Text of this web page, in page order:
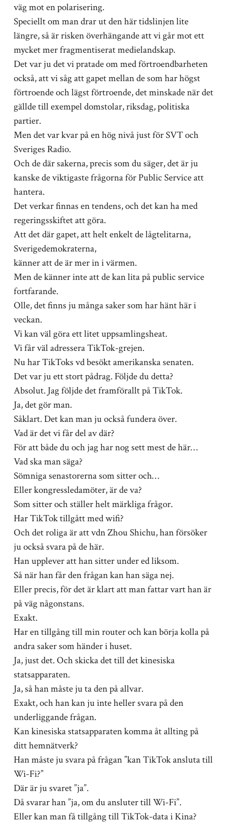
väg mot en polarisering.
Speciellt om man drar ut den här tidslinjen lite
längre, så är risken överhängande att vi går mot ett
mycket mer fragmentiserat medielandskap.
Det var ju det vi pratade om med förtroendbarheten
också, att vi såg att gapet mellan de som har högst
förtroende och lägst förtroende, det minskade när det
gällde till exempel domstolar, riksdag, politiska
partier.
Men det var kvar på en hög nivå just för SVT och
Sveriges Radio.
Och de där sakerna, precis som du säger, det är ju
kanske de viktigaste frågorna för Public Service att
hantera.
Det verkar finnas en tendens, och det kan ha med
regeringsskiftet att göra.
Att det där gapet, att helt enkelt de lågtelitarna,
Sverigedemokraterna,
känner att de är mer in i värmen.
Men de känner inte att de kan lita på public service
fortfarande.
Olle, det finns ju många saker som har hänt här i
veckan.
Vi kan väl göra ett litet uppsamlingsheat.
Vi får väl adressera TikTok-grejen.
Nu har TikToks vd besökt amerikanska senaten.
Det var ju ett stort pådrag. Följde du detta?
Absolut. Jag följde det framförallt på TikTok.
Ja, det gör man.
Såklart. Det kan man ju också fundera över.
Vad är det vi får del av där?
För att både du och jag har nog sett mest de här…
Vad ska man säga?
Sömniga senastorerna som sitter och…
Eller kongressledamöter, är de va?
Som sitter och ställer helt märkliga frågor.
Har TikTok tillgått med wifi?
Och det roliga är att vdn Zhou Shichu, han försöker
ju också svara på de här.
Han upplever att han sitter under ed liksom.
Så när han får den frågan kan han säga nej.
Eller precis, för det är klart att man fattar vart han är
på väg någonstans.
Exakt.
Har en tillgång till min router och kan börja kolla på
andra saker som händer i huset.
Ja, just det. Och skicka det till det kinesiska
statsapparaten.
Ja, så han måste ju ta den på allvar.
Exakt, och han kan ju inte heller svara på den
underliggande frågan.
Kan kinesiska statsapparaten komma åt allting på
ditt hemnätverk?
Han måste ju svara på frågan ”kan TikTok ansluta till
Wi-Fi?”
Där är ju svaret ”ja”.
Då svarar han ”ja, om du ansluter till Wi-Fi”.
Eller kan man få tillgång till TikTok-data i Kina?